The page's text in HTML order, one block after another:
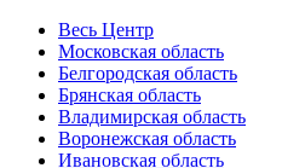
Весь Центр
Московская область
Белгородская область
Брянская область
Владимирская область
Воронежская область
Ивановская область